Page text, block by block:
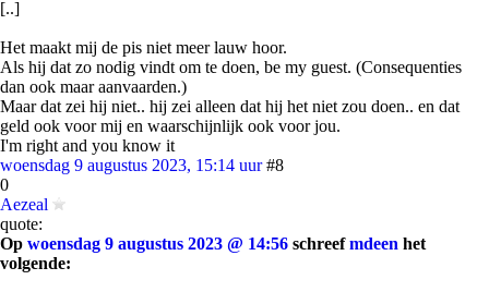
[..]
Het maakt mij de pis niet meer lauw hoor.
Als hij dat zo nodig vindt om te doen, be my guest. (Consequenties
dan ook maar aanvaarden.)
Maar dat zei hij niet.. hij zei alleen dat hij het niet zou doen.. en dat
geld ook voor mij en waarschijnlijk ook voor jou.
I'm right and you know it
woensdag 9 augustus 2023, 15:14 uur #8
0
Aezeal
quote:
Op woensdag 9 augustus 2023 @ 14:56 schreefmdeen het
volgende: